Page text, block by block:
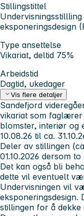
Stillingstittel
eksponeringsdesign
Type ansettelse
Vikariat, deltid 75%
Arbeidstid
Dagtid, ukedager
Vis flere detaljer
Sandefjord
vikariat som
blomster, interiør og
10.08.26 til ca.
Deler av stillingen
01.10.2026 dersom
Det kan også bli
dette vil eventuelt
Undervisningen vil
eksponeringsdesign.
stillingen for å